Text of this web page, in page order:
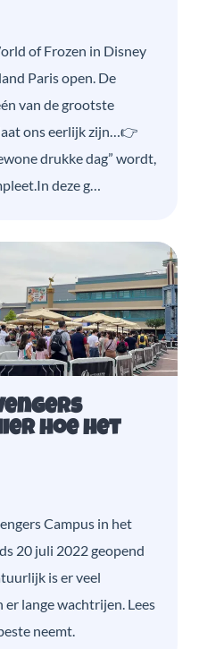
of Frozen in Disney
Paris open. De
van de grootste
ons eerlijk zijn…👉
drukke dag” wordt,
deze g…
hoe het
Campus in het
20 juli 2022 geopend
is er veel
lange wachtrijen. Lees
neemt.